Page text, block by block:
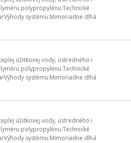
polypropylénu.Technické
systému:Mimoriadne dlhá
úžitkovej vody, ústredného i
polypropylénu.Technické
systému:Mimoriadne dlhá
úžitkovej vody, ústredného i
polypropylénu.Technické
systému:Mimoriadne dlhá